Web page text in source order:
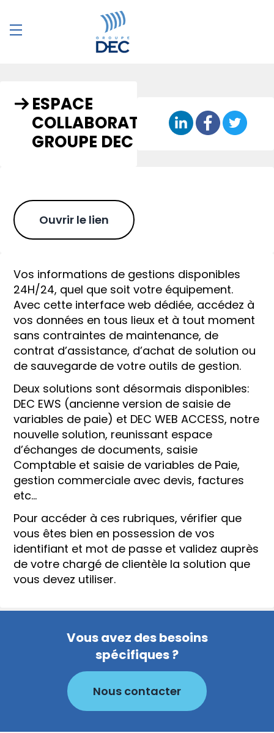
ESPACE
COLLABORATEUR
GROUPE DEC
Ouvrir le lien
Vos informations de gestions disponibles
24H/24, quel que soit votre équipement.
Avec cette interface web dédiée, accédez à
vos données en tous lieux et à tout moment
sans contraintes de maintenance, de
contrat d’assistance, d’achat de solution ou
de sauvegarde de votre outils de gestion.
Deux solutions sont désormais disponibles:
DEC EWS (ancienne version de saisie de
variables de paie) et DEC WEB ACCESS, notre
nouvelle solution, reunissant espace
d’échanges de documents, saisie
Comptable et saisie de variables de Paie,
gestion commerciale avec devis, factures
etc…
Pour accéder à ces rubriques, vérifier que
vous êtes bien en possession de vos
identifiant et mot de passe et validez auprès
de votre chargé de clientèle la solution que
vous devez utiliser.
Vous avez des besoins
spécifiques ?
Nous contacter